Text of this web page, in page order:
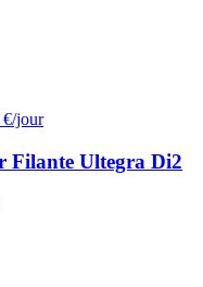
€/jour
Filante Ultegra Di2